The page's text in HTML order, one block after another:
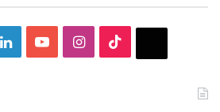
LinkedInYouTubeInstagram